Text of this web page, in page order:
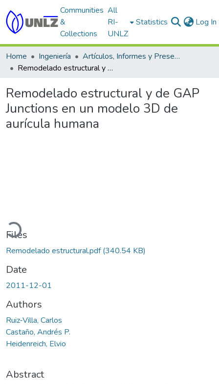
Communities
&
Collections
All
RI-
UNLZ
Statistics Log In
Home Ingeniería
Artículos, Informes y Presentaciones en Congresos
Remodelado estructural y de GAP Junctions en un modelo 3D de aurícula humana
Remodelado estructural y de GAP
Junctions en un modelo 3D de
aurícula humana
Loading...
Files
Remodelado estructural.pdf(340.54 KB)
Date
2011-12-01
Authors
Ruiz-Villa, Carlos
Castaño, Andrés P.
Heidenreich, Elvio
Abstract